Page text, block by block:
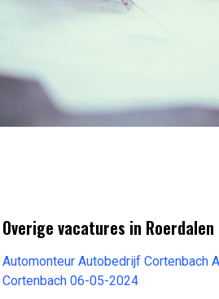
Overige vacatures in Roerdalen
Automonteur Autobedrijf Cortenbach
Cortenbach 06-05-2024